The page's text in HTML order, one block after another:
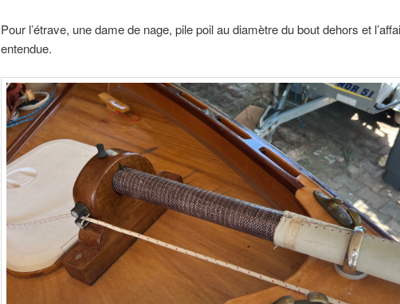
Pour l’étrave, une dame de nage, pile poil au diamètre du bout dehors et
entendue.